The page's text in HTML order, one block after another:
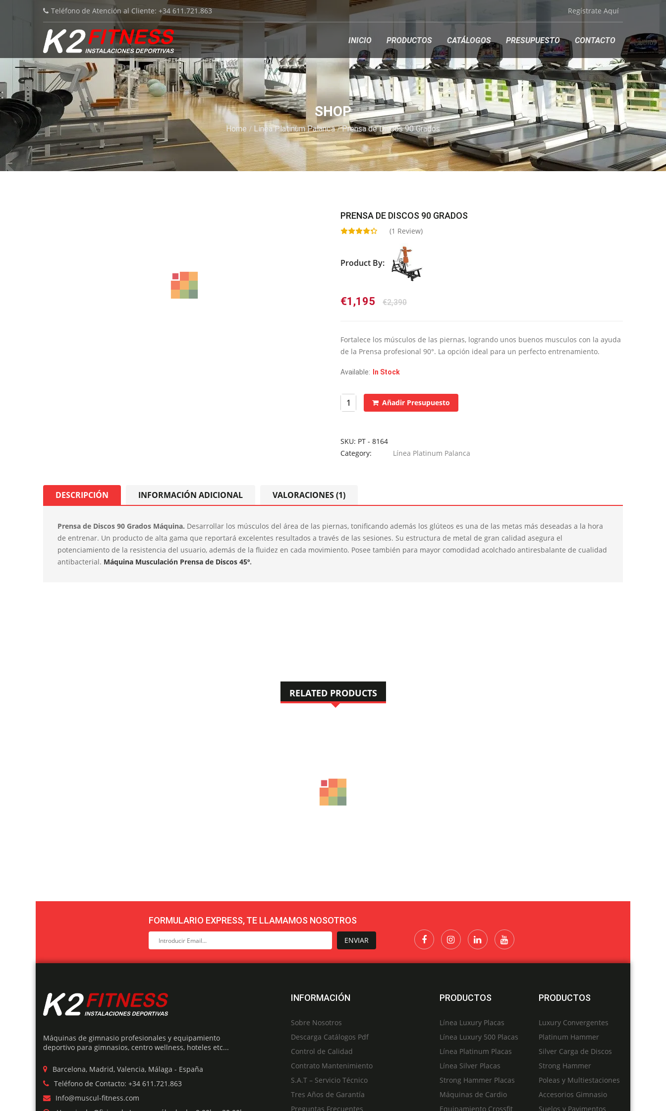
Teléfono de Atención al Cliente: +34 611.721.863 Regístrate Aquí
INICIO PRODUCTOS CATÁLOGOS PRESUPUESTO CONTACTO
SHOP
Home Línea Platinum Palanca Prensa de Discos 90 Grados
PRENSA DE DISCOS 90 GRADOS
(1 Review)
Product By:
€2,390El
era:
€2,390.
€1,195
El
es:
€1,195.
Fortalece los músculos de las piernas, logrando unos buenos musculos con la ayuda
de la Prensa profesional 90°. La opción ideal para un perfecto entrenamiento.
Available: In Stock
Añadir Presupuesto
SKU: PT - 8164
Category:
Línea Platinum Palanca
DESCRIPCIÓN INFORMACIÓN ADICIONAL VALORACIONES (1)
Prensa de Discos 90 Grados Máquina. Desarrollar los músculos del área de las piernas, tonificando además los glúteos es una de las metas más deseadas a la hora
de entrenar. Un producto de alta gama que reportará excelentes resultados a través de las sesiones. Su estructura de metal de gran calidad asegura el
potenciamiento de la resistencia del usuario, además de la fluidez en cada movimiento. Posee también para mayor comodidad acolchado antiresbalante de cualidad
antibacterial. Máquina Musculación Prensa de Discos 45º.
RELATED PRODUCTS
FORMULARIO EXPRESS, TE LLAMAMOS NOSOTROS
ENVIAR
Máquinas de gimnasio profesionales y equipamiento
deportivo para gimnasios, centro wellness, hoteles etc...
Barcelona, Madrid, Valencia, Málaga - España
Teléfono de Contacto: +34 611.721.863
Info@muscul-fitness.com
INFORMACIÓN
Sobre Nosotros
Descarga Catálogos Pdf
Control de Calidad
Contrato Mantenimiento
S.A.T – Servicio Técnico
Tres Años de Garantía
Preguntas Frecuentes
PRODUCTOS
Línea Luxury Placas
Línea Luxury 500 Placas
Línea Platinum Placas
Línea Silver Placas
Strong Hammer Placas
Máquinas de Cardio
Equipamiento Crossfit
PRODUCTOS
Luxury Convergentes
Platinum Hammer
Silver Carga de Discos
Strong Hammer
Poleas y Multiestaciones
Accesorios Gimnasio
Suelos y Pavimentos